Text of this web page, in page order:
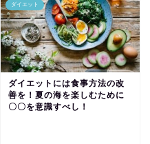
ダイエット
ダイエットには食事方法の改
善を！夏の海を楽しむために
〇〇を意識すべし！